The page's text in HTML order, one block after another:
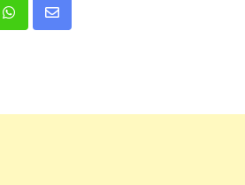
WhatsappShare